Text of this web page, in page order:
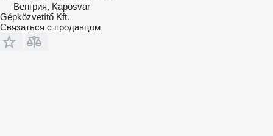
Венгрия, Kaposvar
Gépközvetítő Kft.
Связаться с продавцом